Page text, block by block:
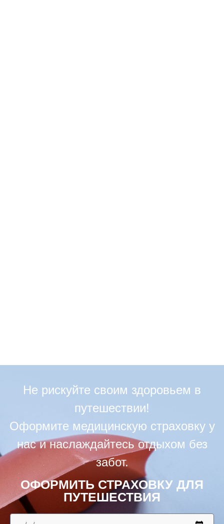
Не рискуйте своим здоровьем в
путешествии!
Оформите медицинскую страховку у
нас и наслаждайтесь отдыхом без
забот.
ОФОРМИТЬ СТРАХОВКУ ДЛЯ
ПУТЕШЕСТВИЯ